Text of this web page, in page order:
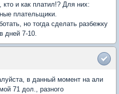
и как платил!? Для них:
плательщики.
но тогда сделать разбежку
дней 7-10.
в данный момент на али
71 дол., разного